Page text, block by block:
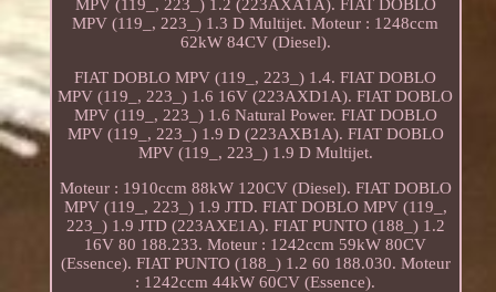
MPV (119_, 223_) 1.2 (223AXA1A). FIAT DOBLO
MPV (119_, 223_) 1.3 D Multijet. Moteur : 1248ccm
62kW 84CV (Diesel).
FIAT DOBLO MPV (119_, 223_) 1.4. FIAT DOBLO
MPV (119_, 223_) 1.6 16V (223AXD1A). FIAT DOBLO
MPV (119_, 223_) 1.6 Natural Power. FIAT DOBLO
MPV (119_, 223_) 1.9 D (223AXB1A). FIAT DOBLO
MPV (119_, 223_) 1.9 D Multijet.
Moteur : 1910ccm 88kW 120CV (Diesel). FIAT DOBLO
MPV (119_, 223_) 1.9 JTD. FIAT DOBLO MPV (119_,
223_) 1.9 JTD (223AXE1A). FIAT PUNTO (188_) 1.2
16V 80 188.233. Moteur : 1242ccm 59kW 80CV
(Essence). FIAT PUNTO (188_) 1.2 60 188.030. Moteur
: 1242ccm 44kW 60CV (Essence).